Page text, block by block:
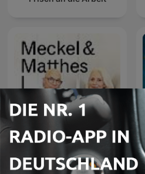
Meckel & Matthes